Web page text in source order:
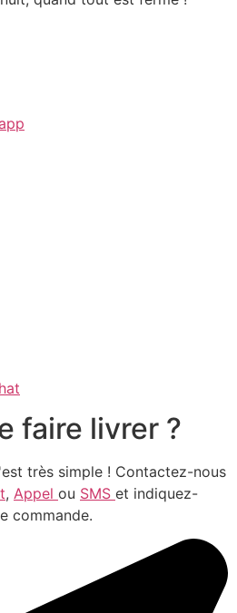
faire livrer ?
très simple ! Contactez-nous
, Appel ou SMS et indiquez-
commande.